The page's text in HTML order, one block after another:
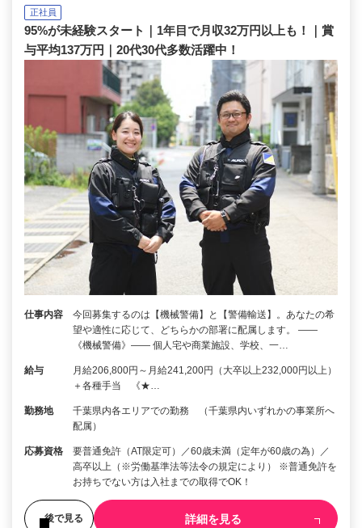
正社員
95%が未経験スタート｜1年目で月収32万円以上も！｜賞
与平均137万円｜20代30代多数活躍中！
仕事内容
今回募集するのは【機械警備】と【警備輸送】。あなたの希
望や適性に応じて、どちらかの部署に配属します。 ――
《機械警備》―― 個人宅や商業施設、学校、一…
給与
月給206,800円～月給241,200円（大卒以上232,000円以上）
＋各種手当 《★…
勤務地
千葉県内各エリアでの勤務 （千葉県内いずれかの事業所へ
配属）
応募資格
要普通免許（AT限定可）／60歳未満（定年が60歳の為）／
高卒以上（※労働基準法等法令の規定により） ※普通免許を
お持ちでない方は入社までの取得でOK！
後で見る 詳細を見る